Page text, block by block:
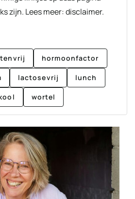
zijn. Lees meer: disclaimer.
hormoonfactor
lactosevrij lunch
wortel